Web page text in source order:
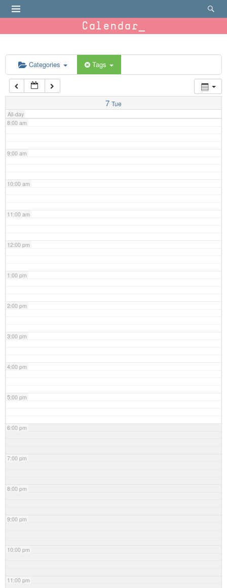
Calendar
Categories Tags
7 Tue
All-day
6:00 am
7:00 am
8:00 am
9:00 am
10:00 am
11:00 am
12:00 pm
1:00 pm
2:00 pm
3:00 pm
4:00 pm
5:00 pm
6:00 pm
7:00 pm
8:00 pm
9:00 pm
10:00 pm
11:00 pm